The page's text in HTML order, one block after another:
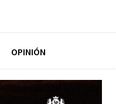
OPINIÓN